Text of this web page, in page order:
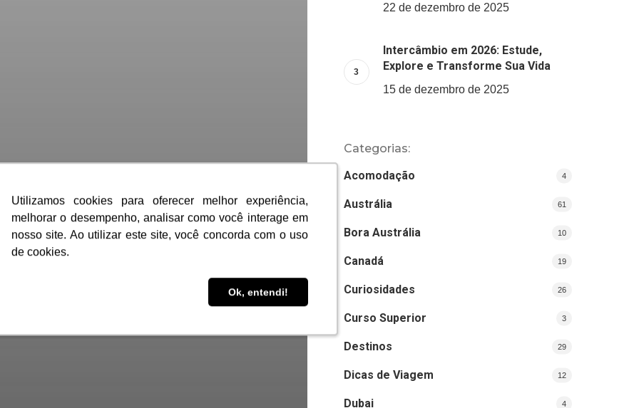
Utilizamos cookies para oferecer melhor experiência,
melhorar o desempenho, analisar como você interage em
nosso site. Ao utilizar este site, você concorda com o uso
de cookies.
Ok, entendi!
Utilizamos cookies para oferecer melhor experiência,
melhorar o desempenho, analisar como você interage em
nosso site. Ao utilizar este site, você concorda com o uso
de cookies.
Ok, entendi!
22 de dezembro de 2025
Intercâmbio em 2026: Estude,
Explore e Transforme Sua Vida
15 de dezembro de 2025
Categorias:
Acomodação
4
Austrália 61
Bora Austrália 10
Canadá 19
Curiosidades 26
Curso Superior 3
Destinos 29
Dicas de Viagem 12
Dubai 4